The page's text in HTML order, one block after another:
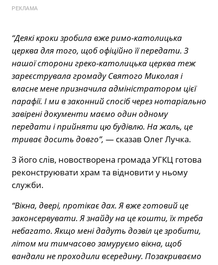
РЕКЛАМА
“Деякі кроки зробила вже римо-католицька
церква для того, щоб офіційно її передати. З
нашої сторони греко-католицька церква теж
зареєструвала громаду Святого Миколая і
власне мене призначила адміністратором цієї
парафії. І ми в законний спосіб через нотаріально
завірені документи маємо один одному
передати і прийняти цю будівлю. На жаль, це
триває досить довго”, — сказав Олег Лучка.
З його слів, новостворена громада УГКЦ готова
реконструювати храм та відновити у ньому
служби.
“Вікна, двері, протікає дах. Я вже готовий це
законсервувати. Я знайду на це кошти, їх треба
небагато. Якщо мені дадуть дозвіл це зробити,
літом ми тимчасово замуруємо вікна, щоб
вандали не проходили всередину. Позакриваємо